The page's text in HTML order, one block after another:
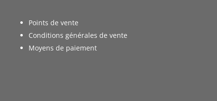
Points de vente
Conditions générales de vente
Moyens de paiement